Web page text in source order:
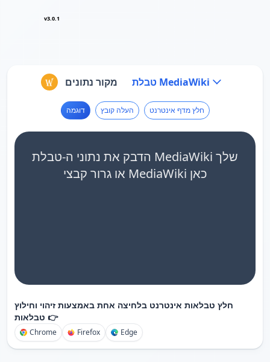
v3.0.1
מקור נתונים טבלת MediaWiki
דוגמה העלה קובץ חלץ מדף אינטרנט
הדבק את נתוני ה-טבלת MediaWiki שלך
או גרור קבצי MediaWiki כאן
חלץ טבלאות אינטרנט בלחיצה אחת באמצעות זיהוי וחילוץ
טבלאות 👉
Chrome Firefox Edge